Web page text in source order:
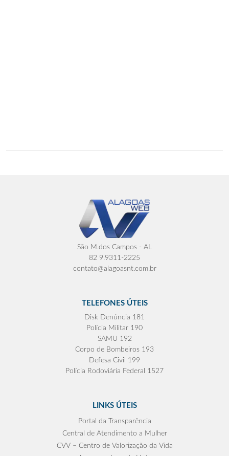
São M.dos Campos - AL
82 9.9311-2225
contato@alagoasnt.com.br
TELEFONES ÚTEIS
Disk Denúncia 181
Polícia Militar 190
SAMU 192
Corpo de Bombeiros 193
Defesa Civil 199
Polícia Rodoviária Federal 1527
LINKS ÚTEIS
Portal da Transparência
Central de Atendimento a Mulher
CVV – Centro de Valorização da Vida